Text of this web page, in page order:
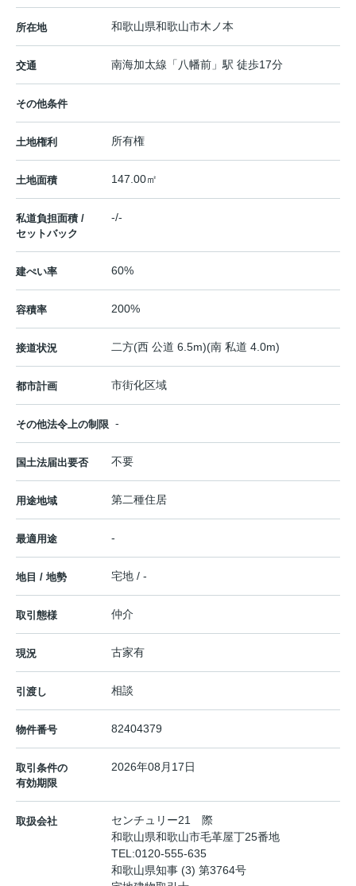
所在地 和歌山県和歌山市木ノ本
交通 南海加太線 「 八幡前 」駅 徒歩17分
その他条件
土地権利 所有権
土地面積 147.00㎡
私道負担面積 /
セットバック
-/-
建ぺい率 60%
容積率 200%
接道状況 二方(西 公道 6.5m)(南 私道 4.0m)
都市計画 市街化区域
その他法令上の制限 -
国土法届出要否 不要
用途地域 第二種住居
最適用途 -
地目 / 地勢 宅地 / -
取引態様 仲介
現況 古家有
引渡し 相談
物件番号 82404379
取引条件の
有効期限
2026年08月17日
取扱会社
センチュリー21 際
和歌山県和歌山市毛革屋丁25番地
TEL:0120-555-635
和歌山県知事 (3) 第3764号